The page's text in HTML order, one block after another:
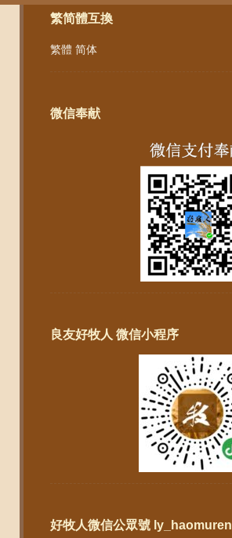
繁简體互換
繁體 简体
微信奉献
良友好牧人 微信小程序
好牧人微信公眾號 ly_haomuren